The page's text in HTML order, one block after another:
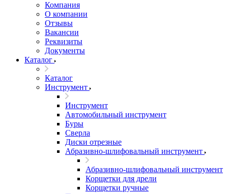
Компания
О компании
Отзывы
Вакансии
Реквизиты
Документы
Каталог
Каталог
Инструмент
Инструмент
Автомобильный инструмент
Буры
Сверла
Диски отрезные
Абразивно-шлифовальный инструмент
Абразивно-шлифовальный инструмент
Корщетки для дрели
Корщетки ручные